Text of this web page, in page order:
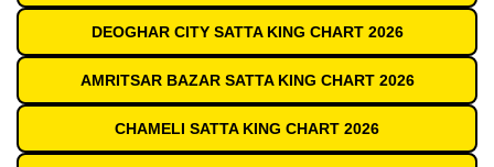
DEOGHAR CITY SATTA KING CHART 2026
AMRITSAR BAZAR SATTA KING CHART 2026
CHAMELI SATTA KING CHART 2026